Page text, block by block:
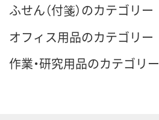
ふせん（付箋）のカテゴリー
オフィス用品のカテゴリー
作業・研究用品のカテゴリー